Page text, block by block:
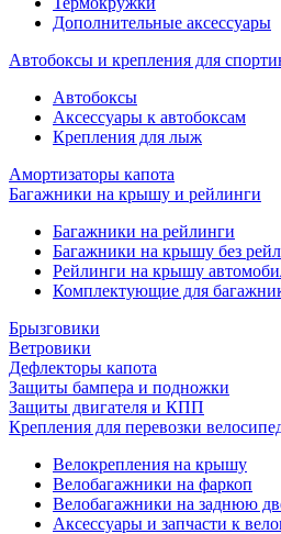
Дополнительные аксессуары
Автобоксы и крепления для
Автобоксы
Аксессуары к автобоксам
Крепления для лыж
Амортизаторы капота
Багажники на крышу и рейлинги
Багажники на рейлинги
Багажники на крышу без
Рейлинги на крышу
Комплектующие для
Брызговики
Ветровики
Дефлекторы капота
Защиты бампера и подножки
Защиты двигателя и КПП
Крепления для перевозки
Велокрепления на крышу
Велобагажники на фаркоп
Велобагажники на заднюю
Аксессуары и запчасти к